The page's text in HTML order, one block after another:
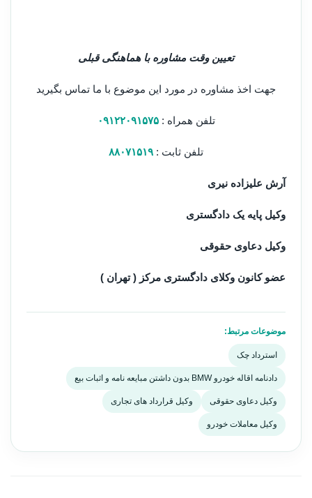
تعیین وقت مشاوره با هماهنگی قبلی
جهت اخذ مشاوره در مورد این موضوع با ما تماس بگیرید
تلفن همراه :۰۹۱۲۲۰۹۱۵۷۵
تلفن ثابت : ۸۸۰۷۱۵۱۹
آرش علیزاده نیری
وکیل پایه یک دادگستری
وکیل دعاوی حقوقی
عضو کانون وکلای دادگستری مرکز ( تهران )
موضوعات مرتبط:
استرداد چک
دادنامه اقاله خودرو BMW بدون داشتن مبایعه نامه و اثبات بیع
وکیل دعاوی حقوقی وکیل قرارداد های تجاری
وکیل معاملات خودرو